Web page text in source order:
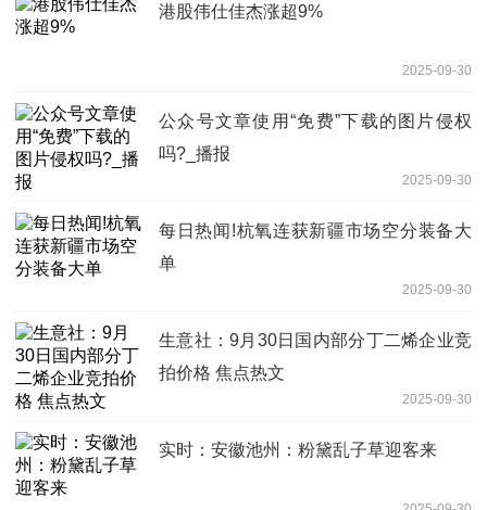
港股伟仕佳杰涨超9%
2025-09-30
公众号文章使用“免费”下载的图片侵权
吗?_播报
2025-09-30
每日热闻!杭氧连获新疆市场空分装备大
单
2025-09-30
生意社：9月30日国内部分丁二烯企业竞
拍价格 焦点热文
2025-09-30
实时：安徽池州：粉黛乱子草迎客来